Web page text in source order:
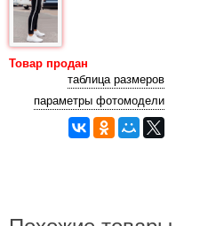
Товар продан
таблица размеров
параметры фотомодели